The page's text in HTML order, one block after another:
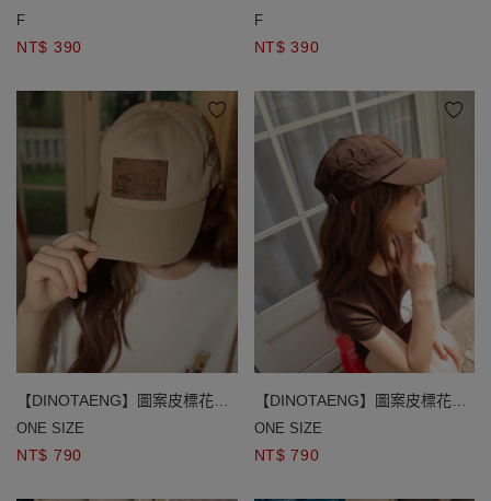
行李吊牌
F
NT$ 390
行李吊牌
F
NT$ 390
【DINOTAENG】圖案皮標花朵
刺繡棒球帽
ONE SIZE
NT$ 790
【DINOTAENG】圖案皮標花朵
刺繡棒球帽
ONE SIZE
NT$ 790